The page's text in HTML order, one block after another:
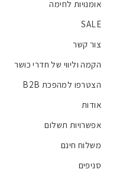
אומנויות לחימה
SALE
צור קשר
הקמה וליווי של חדרי כושר
הצטרפו למהפכת B2B
אודות
אפשרויות תשלום
משלוח חינם
סניפים